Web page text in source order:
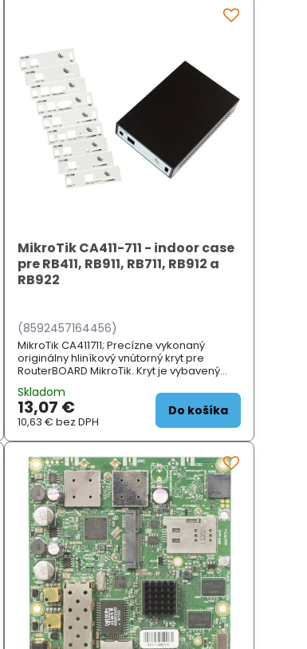
MikroTik CA411-711 - indoor case
pre RB411, RB911, RB711, RB912 a
RB922
(8592457164456)
MikroTik CA411711; Precízne vykonaný
originálny hliníkový vnútorný kryt pre
RouterBOARD MikroTik. Kryt je vybavený
Nfemale. ZÁKLADNÉ ŠPECIFIKÁCIE; Kompat ...
Skladom
13,07 €
10,63 €bez DPH
Do košíka